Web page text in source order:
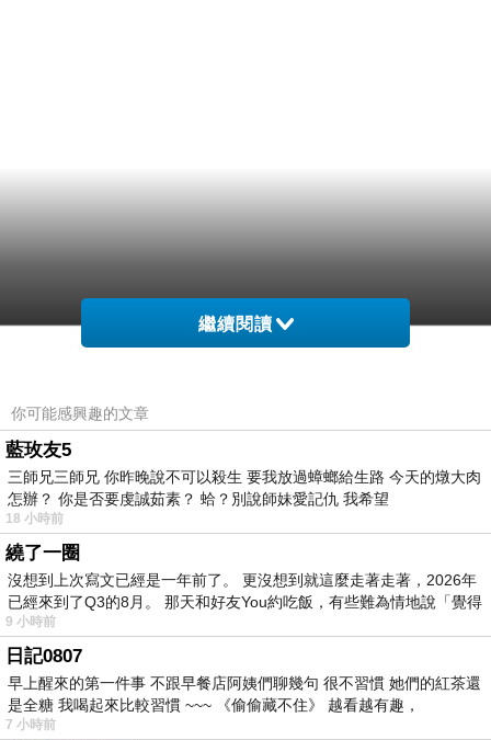
繼續閱讀
你可能感興趣的文章
藍玫友5
三師兄三師兄 你昨晚說不可以殺生 要我放過蟑螂給生路 今天的燉大肉
怎辦？ 你是否要虔誠茹素？ 蛤？別說師妹愛記仇 我希望
18 小時前
繞了一圈
沒想到上次寫文已經是一年前了。 更沒想到就這麼走著走著，2026年
已經來到了Q3的8月。 那天和好友You約吃飯，有些難為情地說「覺得
9 小時前
日記0807
早上醒來的第一件事 不跟早餐店阿姨們聊幾句 很不習慣 她們的紅茶還
是全糖 我喝起來比較習慣 ~~~ 《偷偷藏不住》 越看越有趣，
7 小時前